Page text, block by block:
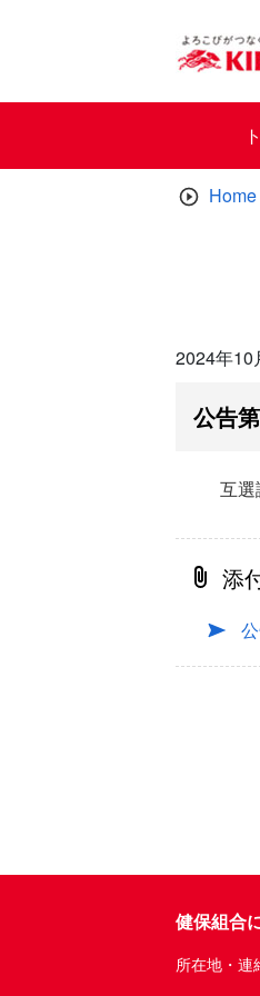
Home
2024年10
公告
互選
添
健保組合
所在地・連